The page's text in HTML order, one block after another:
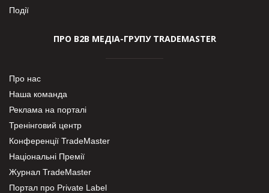
Події
ПРО В2В МЕДІА-ГРУПУ TRADEMASTER
Про нас
Наша команда
Реклама на порталі
Тренінговий центр
Конференції TradeMaster
Національні Премії
Журнал TradeMaster
Портал про Private Label